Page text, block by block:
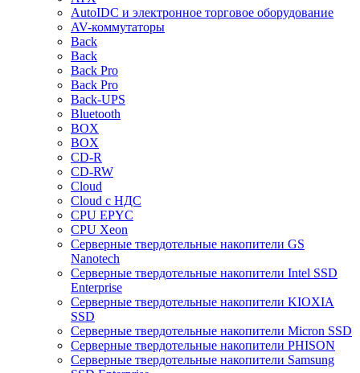
AutoIDC и электронное торговое оборудование
AV-коммутаторы
Back
Back
Back Pro
Back Pro
Back-UPS
Bluetooth
BOX
BOX
CD-R
CD-RW
Cloud
Cloud с НДС
CPU EPYC
CPU Xeon
Cерверные твердотельные накопители GS
Nanotech
Cерверные твердотельные накопители Intel SSD
Enterprise
Cерверные твердотельные накопители KIOXIA
SSD
Cерверные твердотельные накопители Micron SSD
Cерверные твердотельные накопители PHISON
Cерверные твердотельные накопители Samsung